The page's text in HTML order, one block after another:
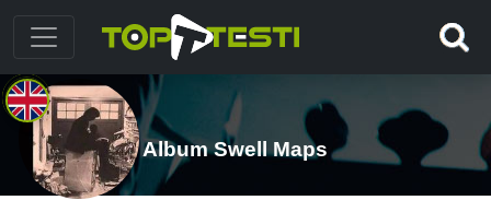
Album Swell Maps